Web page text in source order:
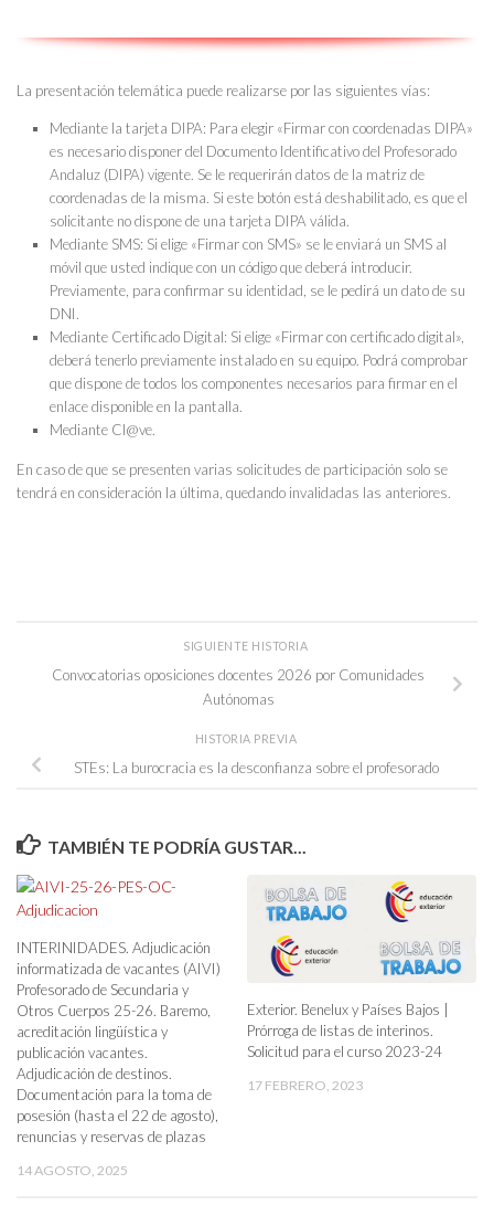
La presentación telemática puede realizarse por las siguientes vías:
Mediante la tarjeta DIPA: Para elegir «Firmar con coordenadas DIPA»
es necesario disponer del Documento Identificativo del Profesorado
Andaluz (DIPA) vigente. Se le requerirán datos de la matriz de
coordenadas de la misma. Si este botón está deshabilitado, es que el
solicitante no dispone de una tarjeta DIPA válida.
Mediante SMS: Si elige «Firmar con SMS» se le enviará un SMS al
móvil que usted indique con un código que deberá introducir.
Previamente, para confirmar su identidad, se le pedirá un dato de su
DNI.
Mediante Certificado Digital: Si elige «Firmar con certificado digital»,
deberá tenerlo previamente instalado en su equipo. Podrá comprobar
que dispone de todos los componentes necesarios para firmar en el
enlace disponible en la pantalla.
Mediante Cl@ve.
En caso de que se presenten varias solicitudes de participación solo se
tendrá en consideración la última, quedando invalidadas las anteriores.
SIGUIENTE HISTORIA
Convocatorias oposiciones docentes 2026 por Comunidades
Autónomas
HISTORIA PREVIA
STEs: La burocracia es la desconfianza sobre el profesorado
TAMBIÉN TE PODRÍA GUSTAR...
INTERINIDADES. Adjudicación
informatizada de vacantes (AIVI)
Profesorado de Secundaria y
Otros Cuerpos 25-26. Baremo,
acreditación lingüística y
publicación vacantes.
Adjudicación de destinos.
Documentación para la toma de
posesión (hasta el 22 de agosto),
renuncias y reservas de plazas
14 AGOSTO, 2025
Exterior. Benelux y Países Bajos |
Prórroga de listas de interinos.
Solicitud para el curso 2023-24
17 FEBRERO, 2023